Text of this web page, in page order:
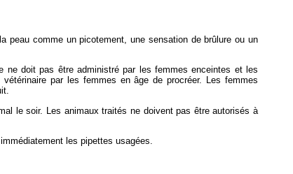
peau comme un picotement, une sensation de brûlure ou un
ne doit pas être administré par les femmes enceintes et les
par les femmes en âge de procréer. Les femmes
le soir. Les animaux traités ne doivent pas être autorisés à
les pipettes usagées.